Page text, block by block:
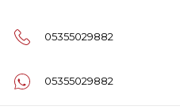
05355029882
05355029882